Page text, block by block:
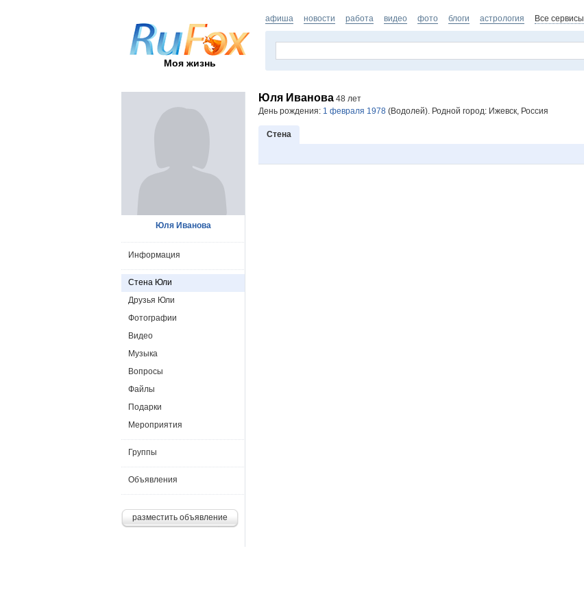
Моя жизнь
афиша новости работа видео фото блоги астрология Все сервисы
Юля Иванова 48 лет
День рождения: 1 февраля 1978 (Водолей). Родной город: Ижевск, Россия
Стена
Юля Иванова
Информация
Стена Юли
Друзья Юли
Фотографии
Видео
Музыка
Вопросы
Файлы
Подарки
Мероприятия
Группы
Объявления
разместить объявление